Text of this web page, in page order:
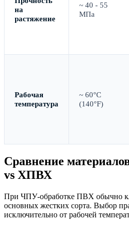
на
растяжение
~ 40 - 55
МПа
Рабочая
температура
~ 60°C
(140°F)
Сравнение
vs ХПВХ
При ЧПУ-обработке ПВХ обычно
основных жестких сорта. Выбор
исключительно от рабочей